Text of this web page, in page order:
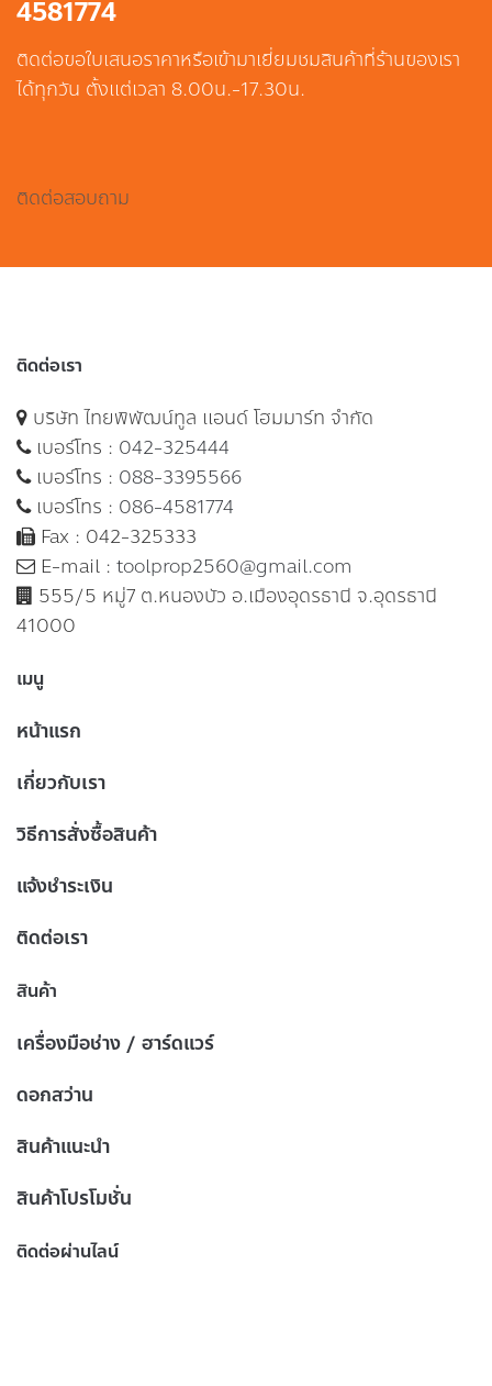
4581774
ติดต่อขอใบเสนอราคาหรือเข้ามาเยี่ยมชมสินค้าที่ร้านของเรา
ได้ทุกวัน ตั้งแต่เวลา 8.00น.-17.30น.
ติดต่อสอบถาม
ติดต่อเรา
บริษัท ไทยพิพัฒน์ทูล แอนด์ โฮมมาร์ท จำกัด
เบอร์โทร : 042-325444
เบอร์โทร : 088-3395566
เบอร์โทร : 086-4581774
Fax : 042-325333
E-mail : toolprop2560@gmail.com
555/5 หมู่7 ต.หนองบัว อ.เมืองอุดรธานี จ.อุดรธานี
41000
เมนู
หน้าแรก
เกี่ยวกับเรา
วิธีการสั่งซื้อสินค้า
แจ้งชำระเงิน
ติดต่อเรา
สินค้า
เครื่องมือช่าง / ฮาร์ดแวร์
ดอกสว่าน
สินค้าแนะนำ
สินค้าโปรโมชั่น
ติดต่อผ่านไลน์